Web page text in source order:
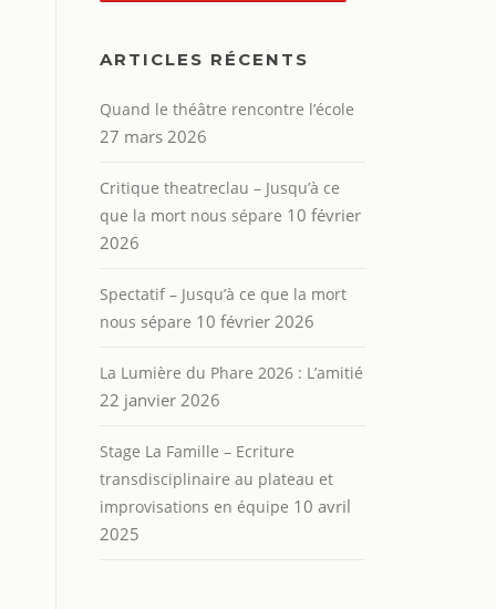
ARTICLES RÉCENTS
Quand le théâtre rencontre l’école
27 mars 2026
Critique theatreclau – Jusqu’à ce
que la mort nous sépare 10 février
2026
Spectatif – Jusqu’à ce que la mort
nous sépare 10 février 2026
La Lumière du Phare 2026 : L’amitié
22 janvier 2026
Stage La Famille – Ecriture
transdisciplinaire au plateau et
improvisations en équipe 10 avril
2025